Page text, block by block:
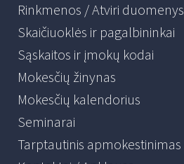
Rinkmenos / Atviri duomenys
Skaičiuoklės ir pagalbininkai
Sąskaitos ir įmokų kodai
Mokesčių žinynas
Mokesčių kalendorius
Seminarai
Tarptautinis apmokestinimas